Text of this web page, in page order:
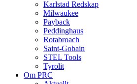
Karlstad Redskap
Milwaukee
Payback
Peddinghaus
Rotabroach
Saint-Gobain
STEL Tools
Tyrolit
Om PRC